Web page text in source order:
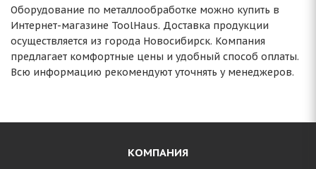
Оборудование по металлообработке можно купить в
Интернет-магазине ToolHaus. Доставка продукции
осуществляется из города Новосибирск. Компания
предлагает комфортные цены и удобный способ оплаты.
Всю информацию рекомендуют уточнять у менеджеров.
КОМПАНИЯ